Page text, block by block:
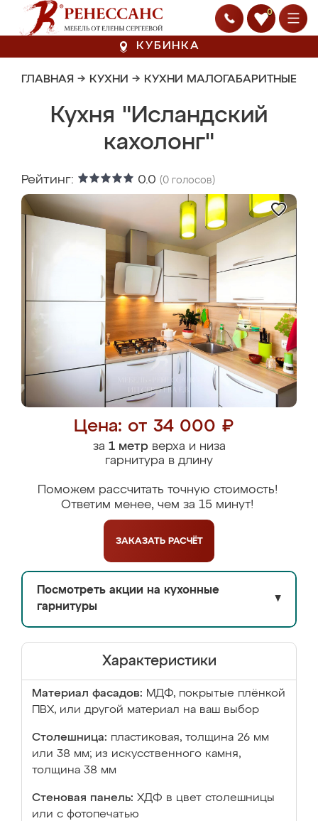
0
КУБИНКА
ГЛАВНАЯ → КУХНИ → КУХНИ МАЛОГАБАРИТНЫЕ
Кухня "Исландский
кахолонг"
Рейтинг: 0.0 (0 голосов)
Цена: от 34 000 ₽
за 1 метрверха и низа
гарнитура в длину
Поможем рассчитать точную стоимость!
Ответим менее, чем за 15 минут!
ЗАКАЗАТЬ РАСЧЁТ
Посмотреть акции на кухонные
гарнитуры
▼
Характеристики
Материал фасадов: МДФ, покрытые плёнкой
ПВХ, или другой материал на ваш выбор
Столешница: пластиковая, толщина 26 мм
или 38 мм; из искусственного камня,
толщина 38 мм
Стеновая панель: ХДФ в цвет столешницы
или с фотопечатью